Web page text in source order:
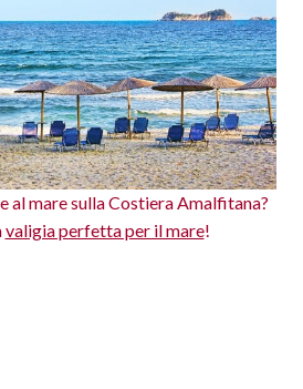
al mare sulla Costiera Amalfitana?
valigia perfetta per il mare!